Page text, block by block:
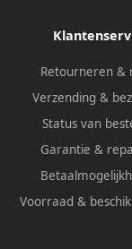
Retourneren &
Verzending &
Status van
Garantie &
Voorraad &